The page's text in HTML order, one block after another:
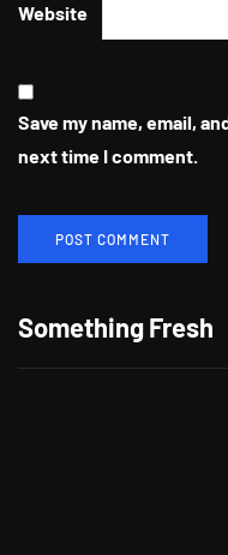
Website
Save my name, email,
next time I comment.
Something Fresh